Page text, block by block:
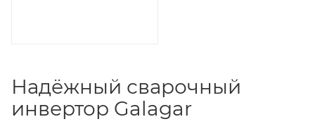
Надёжный сварочный
инвертор Galagar